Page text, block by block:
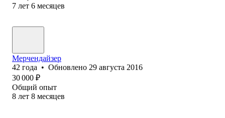
7 лет 6 месяцев
Мерчендайзер
42 года • Обновлено 29 августа 2016
30 000 ₽
Общий опыт
8 лет 8 месяцев